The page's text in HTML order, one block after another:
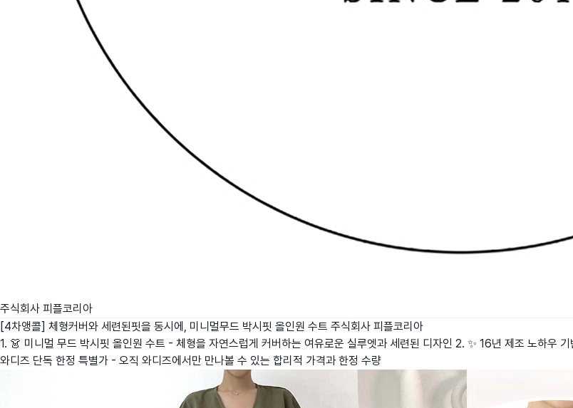
주식회사 피플코리아
[4차앵콜] 체형커버와 세련된핏을 동시에, 미니멀무드 박시핏 올인원 수트 주식회사 피플코리아
1. 👗 미니멀 무드 박시핏 올인원 수트 - 체형을 자연스럽게 커버하는 여유로운 실루엣과 세련된 디자인 2. ✨ 16년 제조 노하우
와디즈 단독 한정 특별가 - 오직 와디즈에서만 만나볼 수 있는 합리적 가격과 한정 수량